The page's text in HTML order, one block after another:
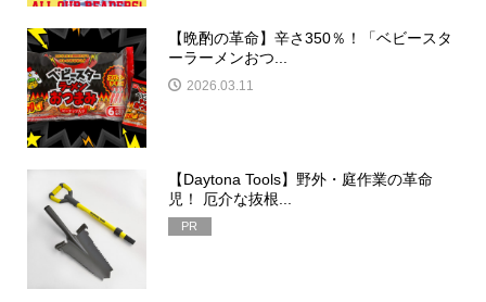
【晩酌の革命】辛さ350％！「ベビースタ
ーラーメンおつ...
2026.03.11
【Daytona Tools】野外・庭作業の革命
児！ 厄介な抜根...
PR